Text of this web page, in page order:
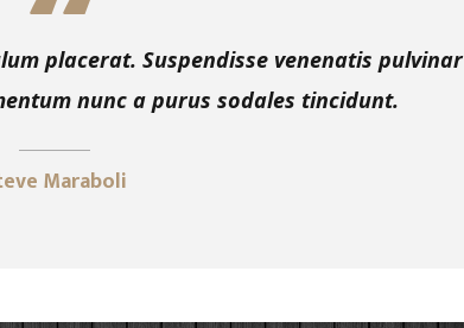
placerat. Suspendisse venenatis pulvinar
nunc a purus sodales tincidunt.
Maraboli